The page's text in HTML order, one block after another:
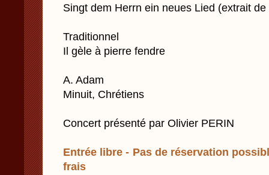
Singt dem Herrn ein neues Lied (extrait de
Traditionnel
Il gèle à pierre fendre
A. Adam
Minuit, Chrétiens
Concert présenté par Olivier PERIN
Entrée libre - Pas de réservation
frais